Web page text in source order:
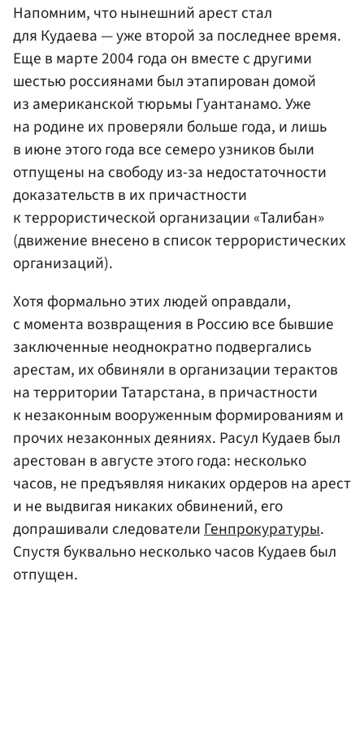
Напомним, что нынешний арест стал
для Кудаева — уже второй за последнее время.
Еще в марте 2004 года он вместе с другими
шестью россиянами был этапирован домой
из американской тюрьмы Гуантанамо. Уже
на родине их проверяли больше года, и лишь
в июне этого года все семеро узников были
отпущены на свободу из-за недостаточности
доказательств в их причастности
к террористической организации «Талибан»
(движение внесено в список террористических
организаций).
Хотя формально этих людей оправдали,
с момента возвращения в Россию все бывшие
заключенные неоднократно подвергались
арестам, их обвиняли в организации терактов
на территории Татарстана, в причастности
к незаконным вооруженным формированиям и
прочих незаконных деяниях. Расул Кудаев был
арестован в августе этого года: несколько
часов, не предъявляя никаких ордеров на арест
и не выдвигая никаких обвинений, его
допрашивали следователиГенпрокуратуры.
Спустя буквально несколько часов Кудаев был
отпущен.